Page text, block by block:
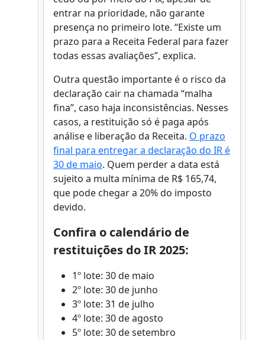
entrar na prioridade, não garante
presença no primeiro lote. “Existe um
prazo para a Receita Federal para fazer
todas essas avaliações”, explica.
Outra questão importante é o risco da
declaração cair na chamada “malha
fina”, caso haja inconsistências. Nesses
casos, a restituição só é paga após
análise e liberação da Receita. O prazo
final para entregar a declaração do IR é
30 de maio. Quem perder a data está
sujeito a multa mínima de R$ 165,74,
que pode chegar a 20% do imposto
devido.
Confira o calendário de
restituições do IR 2025:
1º lote: 30 de maio
2º lote: 30 de junho
3º lote: 31 de julho
4º lote: 30 de agosto
5º lote: 30 de setembro